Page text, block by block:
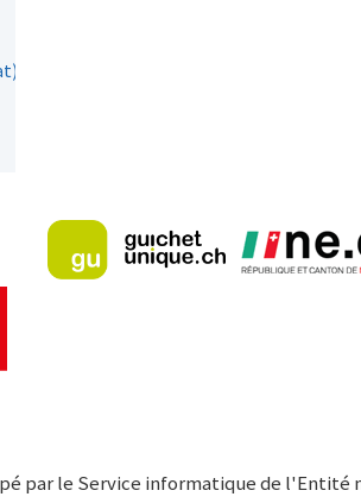
par le Service informatique de l'Entité